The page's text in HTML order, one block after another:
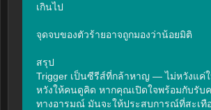
เกินไป
จุดจบของตัวร้ายอาจถูกมองว่าน้อยมิติ
สรุป
Trigger เป็นซีรีส์ที่กล้าหาญ — ไม่หวังแค่
หวังให้คนดูคิด หากคุณเปิดใจพร้อมกับรับ
ทางอารมณ์ มันจะให้ประสบการณ์ที่สะเทื